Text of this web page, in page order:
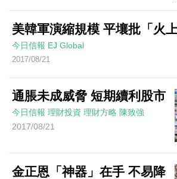
美韓軍演縮規模 平壤批「火上
今日信報 EJ Global
2017/08/21
通脹未成威脅 短期續利股市
今日信報 理財投資 理財方略 陳致強
2017/08/21
金正恩「神器」在手 不易降